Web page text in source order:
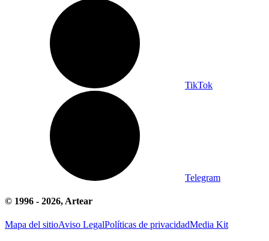
TikTok
Telegram
© 1996 - 2026, Artear
Mapa del sitioAviso LegalPolíticas de privacidadMedia Kit